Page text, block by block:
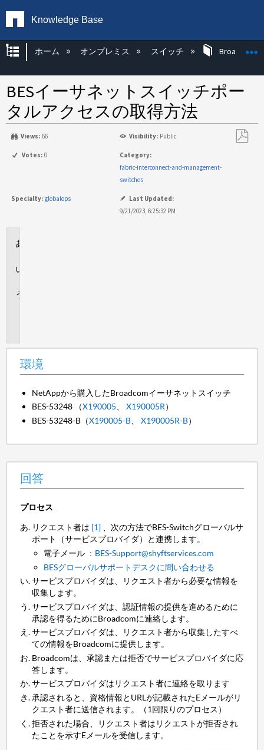
Knowledge Base
グローバル階層を展開/折りたたむ
ホーム オンプレミス スイッチ Broadcom
BESイーサネットスイッチポー
タルアクセスの取得方法
Views: 66 Visibility: Public
Votes: 0
Category:
fabric-interconnect-and-management-
switches
Specialty: globalops
Last Updated:
9/21/2023, 6:25:32 PM
環境
NetAppから購入したBroadcomイーサネットスイッチ
BES-53248 （X190005 、X190005R）
BES-53248-B（X190005-B 、X190005R-B）
回答
プロセス
リクエスト者は [1] 、次の方法でBES-Switchグローバルサ
ポート（サービスプロバイダ）と連携します。
電子メール ：BES-Support@shyftservices.com
BESグローバルサポートデスクに問い合わせる
サービスプロバイダは、リクエスト者から必要な情報を
収集します。
サービスプロバイダは、認証情報の提供を進めるために
承認を得るためにBroadcomに連絡します。
サービスプロバイダは、リクエスト者から収集したすべ
ての情報をBroadcomに提供します。
Broadcomは、承認または拒否でサービスプロバイダに応
答します。
サービスプロバイダはリクエスト者に連絡を取ります
承認されると、資格情報とURLが記載されたEメールがリ
クエスト者に送信されます。（1回限りのプロセス）
拒否された場合、リクエスト者はリクエストが拒否され
たことを示すEメールを受信します。